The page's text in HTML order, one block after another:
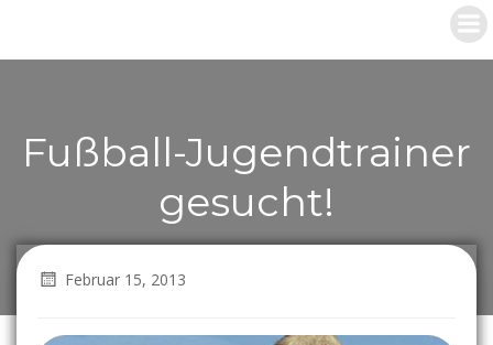
springen
Fußball-Jugendtrainer
gesucht!
Februar 15, 2013